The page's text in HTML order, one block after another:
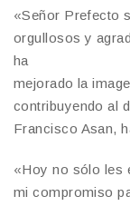
«Señor Prefecto
orgullosos y
ha
mejorado la
contribuyendo al
Francisco Asan,
«Hoy no sólo les
mi compromiso